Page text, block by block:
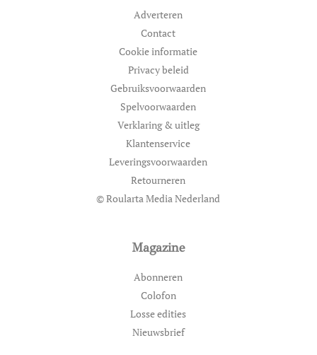
Adverteren
Contact
Cookie informatie
Privacy beleid
Gebruiksvoorwaarden
Spelvoorwaarden
Verklaring & uitleg
Klantenservice
Leveringsvoorwaarden
Retourneren
© Roularta Media Nederland
Magazine
Abonneren
Colofon
Losse edities
Nieuwsbrief